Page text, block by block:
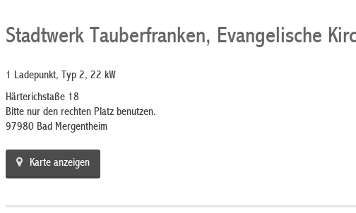
Stadtwerk Tauberfranken, Evangelische
1 Ladepunkt, Typ 2, 22 kW
Härterichstaße 18
Bitte nur den rechten Platz benutzen.
97980 Bad Mergentheim
Karte anzeigen